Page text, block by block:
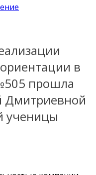
в
прошла
Дмитриевной